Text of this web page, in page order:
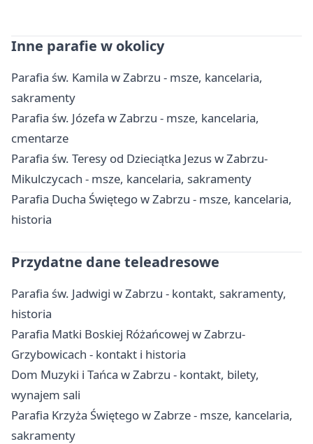
Inne parafie w okolicy
Parafia św. Kamila w Zabrzu - msze, kancelaria,
sakramenty
Parafia św. Józefa w Zabrzu - msze, kancelaria,
cmentarze
Parafia św. Teresy od Dzieciątka Jezus w Zabrzu-
Mikulczycach - msze, kancelaria, sakramenty
Parafia Ducha Świętego w Zabrzu - msze, kancelaria,
historia
Przydatne dane teleadresowe
Parafia św. Jadwigi w Zabrzu - kontakt, sakramenty,
historia
Parafia Matki Boskiej Różańcowej w Zabrzu-
Grzybowicach - kontakt i historia
Dom Muzyki i Tańca w Zabrzu - kontakt, bilety,
wynajem sali
Parafia Krzyża Świętego w Zabrze - msze, kancelaria,
sakramenty